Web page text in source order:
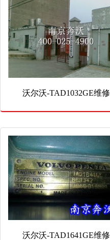
沃尔沃-TAD1032GE维修
沃尔沃-TAD1641GE维修